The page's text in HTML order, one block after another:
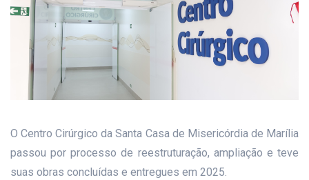
O Centro Cirúrgico da Santa Casa de Misericórdia de Marília
passou por processo de reestruturação, ampliação e teve
suas obras concluídas e entregues em 2025.